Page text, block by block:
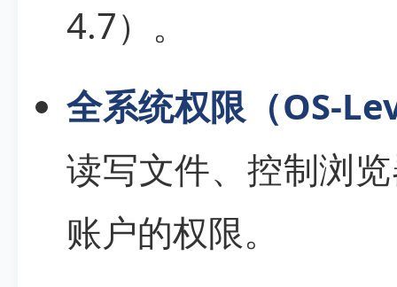
4.7）。
全系统权限（OS-
读写文件、控制浏
账户的权限。